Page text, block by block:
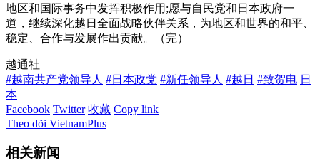
地区和国际事务中发挥积极作用;愿与自民党和日本政府一
道，继续深化越日全面战略伙伴关系，为地区和世界的和平、
稳定、合作与发展作出贡献。（完）
越通社
#越南共产党领导人 #日本政党 #新任领导人 #越日 #致贺电 日
本
Facebook Twitter 收藏 Copy link
Theo dõi VietnamPlus
相关新闻